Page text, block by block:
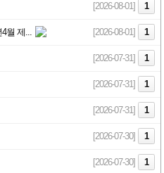
[2026-08-01] 1
월 제... [2026-08-01] 1
[2026-07-31] 1
[2026-07-31] 1
[2026-07-31] 1
[2026-07-30] 1
[2026-07-30] 1